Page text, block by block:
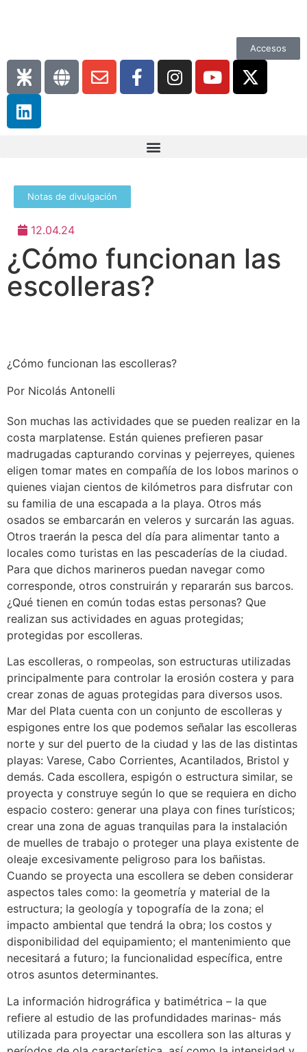
Accesos
Notas de divulgación
12.04.24
¿Cómo funcionan las
escolleras?
¿Cómo funcionan las escolleras?
Por Nicolás Antonelli
Son muchas las actividades que se pueden realizar en la
costa marplatense. Están quienes prefieren pasar
madrugadas capturando corvinas y pejerreyes, quienes
eligen tomar mates en compañía de los lobos marinos o
quienes viajan cientos de kilómetros para disfrutar con
su familia de una escapada a la playa. Otros más
osados se embarcarán en veleros y surcarán las aguas.
Otros traerán la pesca del día para alimentar tanto a
locales como turistas en las pescaderías de la ciudad.
Para que dichos marineros puedan navegar como
corresponde, otros construirán y repararán sus barcos.
¿Qué tienen en común todas estas personas? Que
realizan sus actividades en aguas protegidas;
protegidas por escolleras.
Las escolleras, o rompeolas, son estructuras utilizadas
principalmente para controlar la erosión costera y para
crear zonas de aguas protegidas para diversos usos.
Mar del Plata cuenta con un conjunto de escolleras y
espigones entre los que podemos señalar las escolleras
norte y sur del puerto de la ciudad y las de las distintas
playas: Varese, Cabo Corrientes, Acantilados, Bristol y
demás. Cada escollera, espigón o estructura similar, se
proyecta y construye según lo que se requiera en dicho
espacio costero: generar una playa con fines turísticos;
crear una zona de aguas tranquilas para la instalación
de muelles de trabajo o proteger una playa existente de
oleaje excesivamente peligroso para los bañistas.
Cuando se proyecta una escollera se deben considerar
aspectos tales como: la geometría y material de la
estructura; la geología y topografía de la zona; el
impacto ambiental que tendrá la obra; los costos y
disponibilidad del equipamiento; el mantenimiento que
necesitará a futuro; la funcionalidad específica, entre
otros asuntos determinantes.
La información hidrográfica y batimétrica – la que
refiere al estudio de las profundidades marinas- más
utilizada para proyectar una escollera son las alturas y